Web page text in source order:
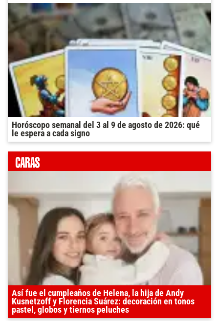
Horóscopo semanal del 3 al 9 de agosto de 2026: qué
le espera a cada signo
Así fue el cumpleaños de Helena, la hija de Andy
Kusnetzoff y Florencia Suárez: decoración en tonos
pastel, globos y tiernos peluches